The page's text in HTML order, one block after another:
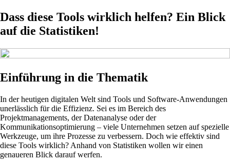
Dass diese Tools wirklich helfen? Ein Blick
auf die Statistiken!
Einführung in die Thematik
In der heutigen digitalen Welt sind Tools und Software-Anwendungen
unerlässlich für die Effizienz. Sei es im Bereich des
Projektmanagements, der Datenanalyse oder der
Kommunikationsoptimierung – viele Unternehmen setzen auf spezielle
Werkzeuge, um ihre Prozesse zu verbessern. Doch wie effektiv sind
diese Tools wirklich? Anhand von Statistiken wollen wir einen
genaueren Blick darauf werfen.